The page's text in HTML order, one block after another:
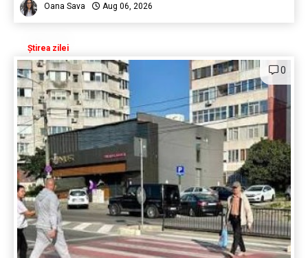
Oana Sava Aug 06, 2026
Știrea zilei
0